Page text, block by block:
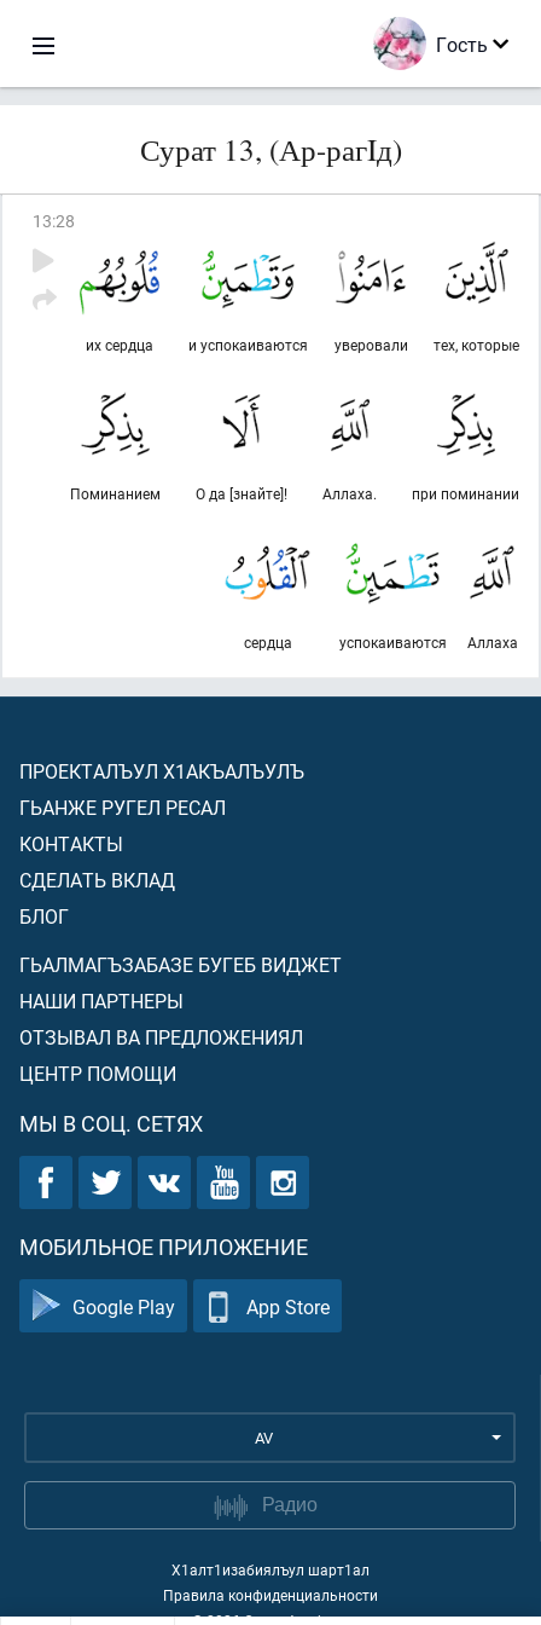
Гость
Сурат 13, (Ар-рагIд)
13:28
тех, которые
уверовали
и успокаиваются
их сердца
при поминании
Аллаха.
О да [знайте]!
Поминанием
Аллаха
успокаиваются
сердца
ПРОЕКТАЛЪУЛ Х1АКЪАЛЪУЛЪ
ГЬАНЖЕ РУГЕЛ РЕСАЛ
КОНТАКТЫ
СДЕЛАТЬ ВКЛАД
БЛОГ
ГЬАЛМАГЪЗАБАЗЕ БУГЕБ ВИДЖЕТ
НАШИ ПАРТНЕРЫ
ОТЗЫВАЛ ВА ПРЕДЛОЖЕНИЯЛ
ЦЕНТР ПОМОЩИ
МЫ В СОЦ. СЕТЯХ
МОБИЛЬНОЕ ПРИЛОЖЕНИЕ
Google Play App Store
AV
Радио
Х1алт1изабиялъул шарт1ал
Правила конфиденциальности
©2026Quran Academy